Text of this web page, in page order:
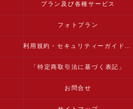
プラン及び各種サービス
フォトプラン
利用規約・セキュリティーガイドライン
「特定商取引法に基づく表記」
お問合せ